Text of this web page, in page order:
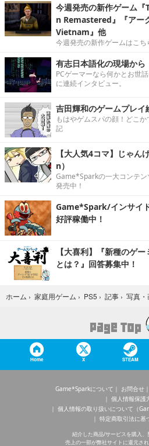
今週発売の新作ゲーム
n Remastered』『アー
Vietnam』他
今週発売の新作ゲームはこち
有志日本語化の現場から
PCゲーマーなら何かとお世
に連続インタビュー。
吉田輝和のゲームプレイ
もはやゲムスパの顔！どこ
記
【大人気4コマ】じゃ
n）
Game*Sparkの一大コンテ
発売中！
Game*Spark/インサイ
好評稼働中！
【大喜利】『新種のゲ
とは？』回答募集中！
ホーム › 家庭用ゲーム › PS5 › 記事 › 写真・
Home X STEAM
Game*Sparkについて お問合せ
個人情報保護
個人情報の取り扱いについて（
特定商取引法に基
紹介した商品/サービスを購入、
売上の一部が弊社サイトに還元され